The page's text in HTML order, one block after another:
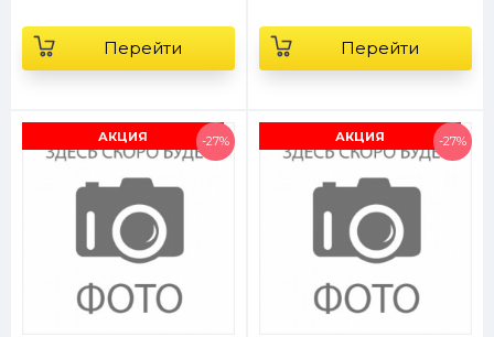
Перейти Перейти
АКЦИЯ -27% АКЦИЯ -27%